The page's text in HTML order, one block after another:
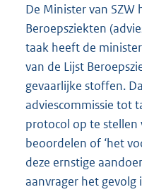
De Minister van SZW
Beroepsziekten
taak heeft de
van de Lijst
gevaarlijke stoffen.
adviescommissie tot
protocol op te stellen
beoordelen of ‘het
deze ernstige
aanvrager het